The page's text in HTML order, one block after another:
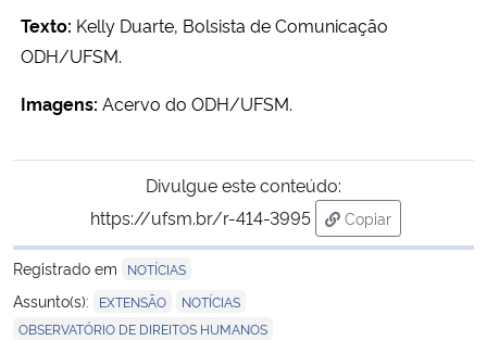
Texto: Kelly Duarte, Bolsista de Comunicação
ODH/UFSM.
Imagens: Acervo do ODH/UFSM.
Divulgue este conteúdo:
https://ufsm.br/r-414-3995
Copiar
para área de
Registrado em
NOTÍCIAS
Assunto(s): EXTENSÃO NOTÍCIAS
OBSERVATÓRIO DE DIREITOS HUMANOS